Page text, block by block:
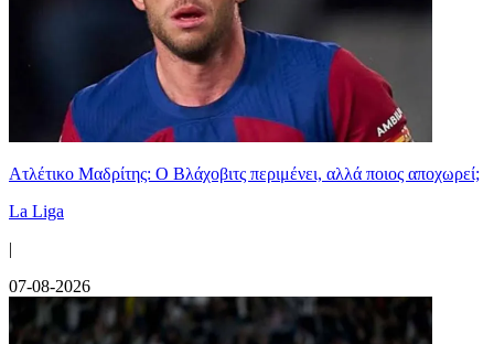
Ατλέτικο Μαδρίτης: Ο Βλάχοβιτς περιμένει, αλλά ποιος αποχωρεί;
La Liga
|
07-08-2026